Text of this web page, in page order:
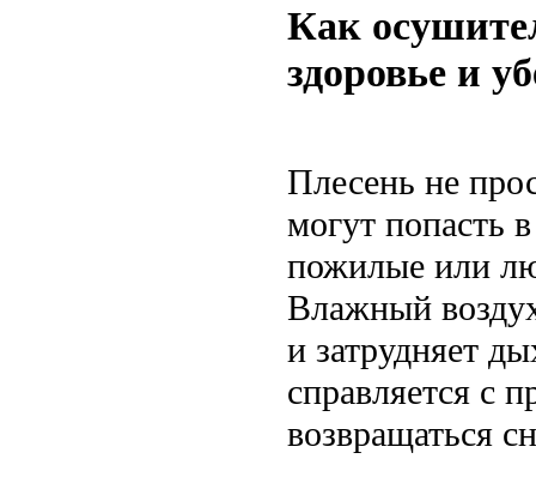
Как
здоровье и
Плесень не
могут попасть
пожилые или
Влажный
и затрудняет
справляется с
возвращаться